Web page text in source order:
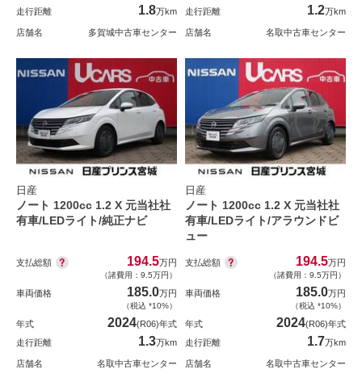
走行距離
1.8万km
店舗名 多賀城中古車センター
走行距離
1.2万km
店舗名 名取中古車センター
日産
ノート 1200cc 1.2 X 元当社社
有車/LEDライト/純正ナビ
支払総額 194.5万円
（諸費用：9.5万円）
車両価格 185.0万円
（税込 *10%）
年式 2024(R06)年式
走行距離
1.3万km
店舗名 名取中古車センター
日産
ノート 1200cc 1.2 X 元当社社
有車/LEDライト/アラウンドビ
ュー
支払総額 194.5万円
（諸費用：9.5万円）
車両価格 185.0万円
（税込 *10%）
年式 2024(R06)年式
走行距離
1.7万km
店舗名 名取中古車センター